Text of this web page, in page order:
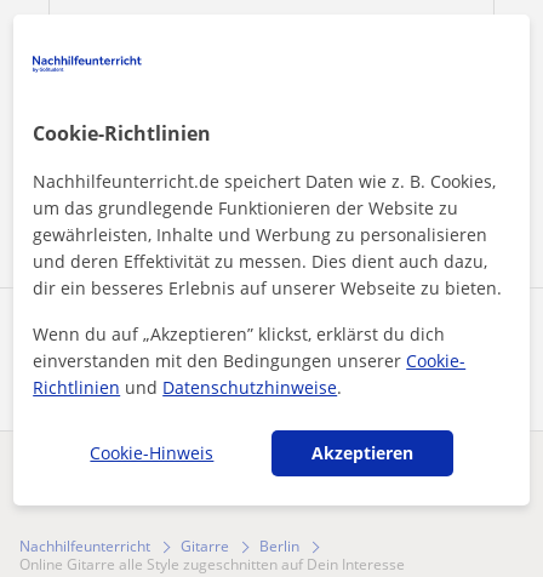
Profil teilen
unseremImpressumund unserer
Nachricht senden
Enthält dieses Profil einen Fehler?Melden
Nachhilfeunterricht Gitarre
Berlin
Online Gitarre alle Style zugeschnitten auf Dein Interesse
Cookie-Richtlinien
Nachhilfeunterricht.de speichert Daten wie z. B. Cookies,
um das grundlegende Funktionieren der Website zu
gewährleisten, Inhalte und Werbung zu personalisieren
und deren Effektivität zu messen. Dies dient auch dazu,
dir ein besseres Erlebnis auf unserer Webseite zu bieten.
Wenn du auf „Akzeptieren” klickst, erklärst du dich
einverstanden mit den Bedingungen unsererCookie-
Richtlinien und Datenschutzhinweise.
Cookie-Hinweis Akzeptieren